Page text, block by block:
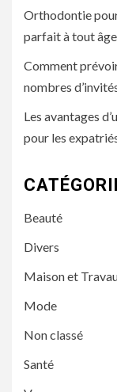
Orthodontie
parfait à tout âge
Comment
nombres
Les avantages
pour les
Beauté
Divers
Maison et
Mode
Non classé
Santé